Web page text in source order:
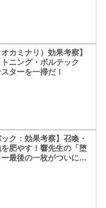
カミナリ）効果考察】
ニング・ボルテック
ターを一掃だ！
ック：効果考察】召喚・
肥やす！響先生の「堕
最後の一枚がついにＯ